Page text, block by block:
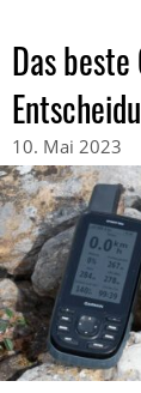
Das
10. Mai 2023